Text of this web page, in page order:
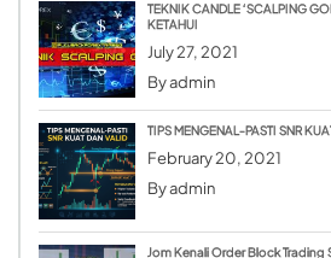
TEKNIK CANDLE ‘SCALPING
KETAHUI
July 27, 2021
Byadmin
TIPS MENGENAL-PASTI SNR
February 20, 2021
Byadmin
Jom Kenali Order Block Trading